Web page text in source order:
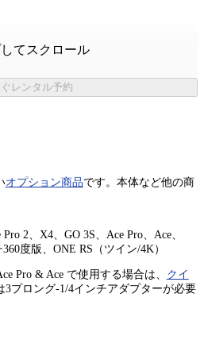
てスクロール
レンタル予約
オプション商品です。 本体など他の商
2、X4、GO 3S、Ace Pro、Ace、
度版、ONE RS（ツイン/4K）
Pro & Ace で使用する場合は、 クイ
3プロング-1/4インチアダプターが必要